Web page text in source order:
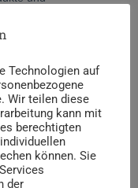
Technologien auf
Wir teilen diese
kann mit
berechtigten
können. Sie
der